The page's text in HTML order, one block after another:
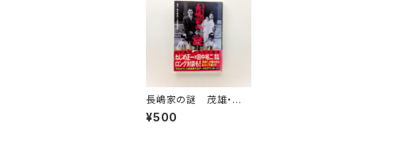
長嶋家の謎 茂雄・亜
希子・＆一茂＆三奈
¥500